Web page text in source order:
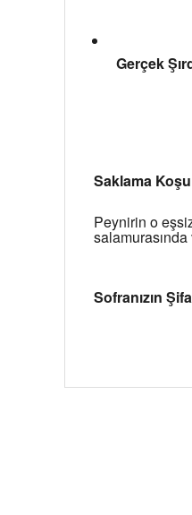
Gerçek
Saklama
Peynirin o
Sofranızın